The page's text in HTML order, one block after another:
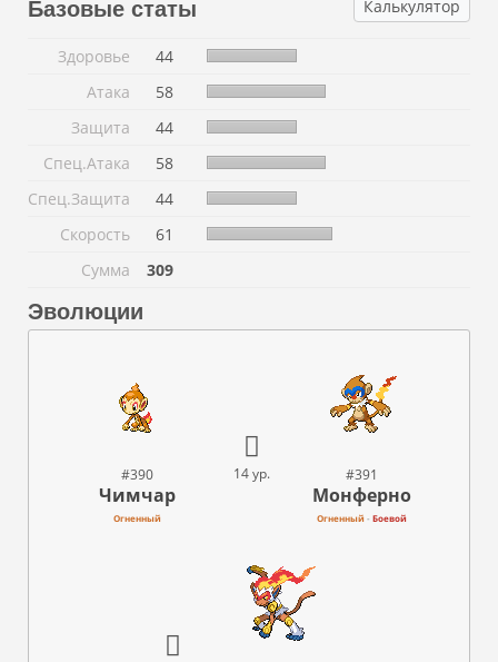
Базовые статы Калькулятор
Здоровье
44
Атака
58
Защита
44
Спец.Атака
58
Спец.Защита
44
Скорость
61
Сумма
309
Эволюции
#390
Чимчар
Огненный
14 ур. #391
Монферно
Огненный- Боевой